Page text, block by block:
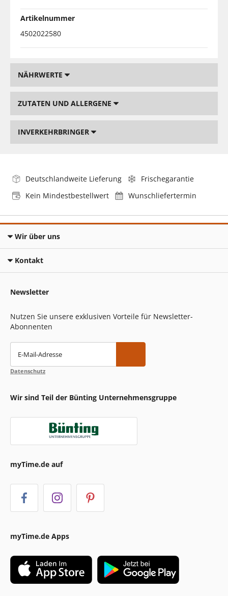
Artikelnummer
4502022580
NÄHRWERTE
ZUTATEN UND ALLERGENE
INVERKEHRBRINGER
Deutschlandweite Lieferung
Frischegarantie
Kein Mindestbestellwert
Wunschliefertermin
Wir über uns
Kontakt
Newsletter
Nutzen Sie unsere exklusiven Vorteile für Newsletter-
Abonnenten
E-Mail-Adresse
Datenschutz
Wir sind Teil der Bünting Unternehmensgruppe
myTime.de auf
myTime.de Apps